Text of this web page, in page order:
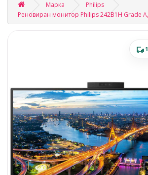
Марка
Philips
Реновиран монитор Philips 242B1H Grade